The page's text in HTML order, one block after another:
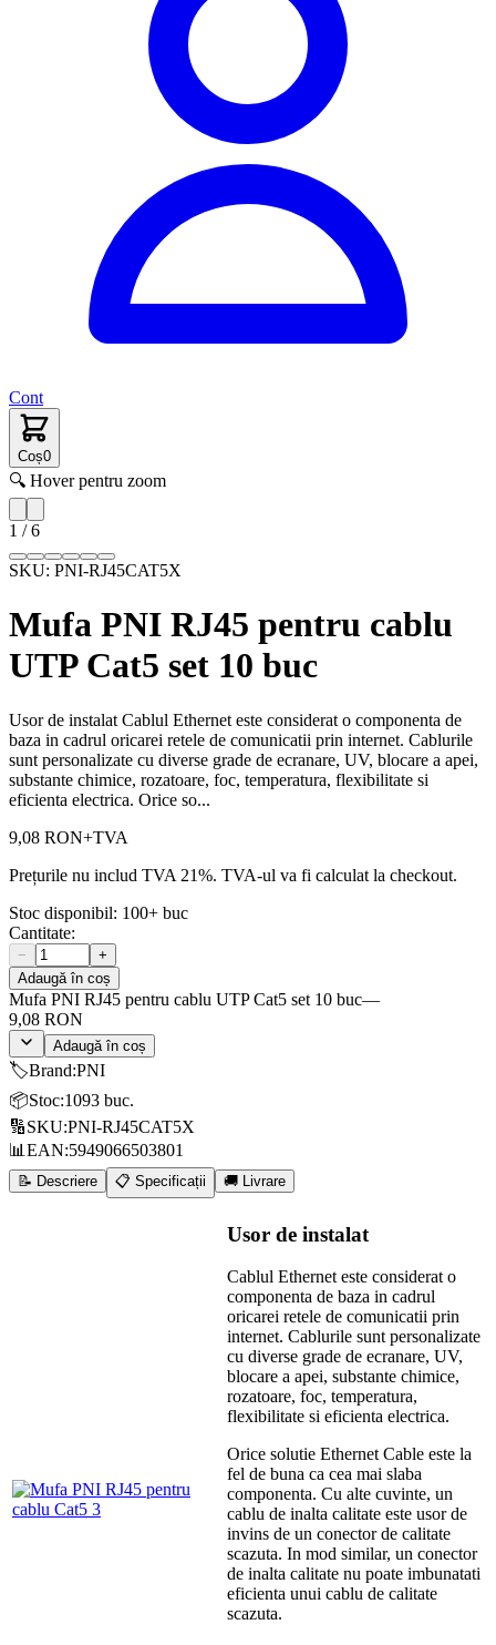
Cont
Coș0
🔍 Hover pentru zoom
1 /6
SKU: PNI-RJ45CAT5X
Mufa PNI RJ45 pentru cablu
UTP Cat5 set 10 buc
Usor de instalat Cablul Ethernet este considerat o componenta de
baza in cadrul oricarei retele de comunicatii prin internet. Cablurile
sunt personalizate cu diverse grade de ecranare, UV, blocare a apei,
substante chimice, rozatoare, foc, temperatura, flexibilitate si
eficienta electrica. Orice so...
9,08 RON+TVA
Prețurile nu includ TVA 21%. TVA-ul va fi calculat la checkout.
Stoc disponibil: 100+ buc
Cantitate:
−
+
Adaugă în coș
Mufa PNI RJ45 pentru cablu UTP Cat5 set 10 buc—
9,08 RON
Adaugă în coș
🏷️Brand:PNI
📦Stoc:1093 buc.
🔢SKU:PNI-RJ45CAT5X
📊 EAN:5949066503801
📝 Descriere 📋 Specificații 🚚 Livrare
Usor de instalat
Cablul Ethernet este considerat o
componenta de baza in cadrul
oricarei retele de comunicatii prin
internet. Cablurile sunt personalizate
cu diverse grade de ecranare, UV,
blocare a apei, substante chimice,
rozatoare, foc, temperatura,
flexibilitate si eficienta electrica.
Orice solutie Ethernet Cable este la
fel de buna ca cea mai slaba
componenta. Cu alte cuvinte, un
cablu de inalta calitate este usor de
invins de un conector de calitate
scazuta. In mod similar, un conector
de inalta calitate nu poate imbunatati
eficienta unui cablu de calitate
scazuta.